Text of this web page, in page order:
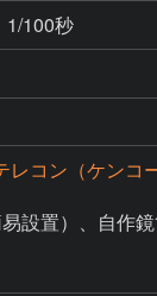
1/100秒
レコン（ケン
設置）、自作